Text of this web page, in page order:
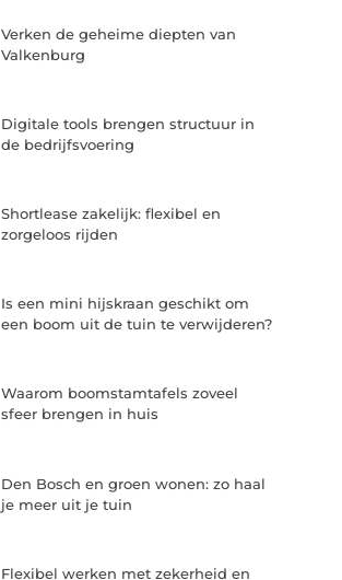
Verken de geheime diepten van
Valkenburg
Digitale tools brengen structuur in
de bedrijfsvoering
Shortlease zakelijk: flexibel en
zorgeloos rijden
Is een mini hijskraan geschikt om
een boom uit de tuin te verwijderen?
Waarom boomstamtafels zoveel
sfeer brengen in huis
Den Bosch en groen wonen: zo haal
je meer uit je tuin
Flexibel werken met zekerheid en